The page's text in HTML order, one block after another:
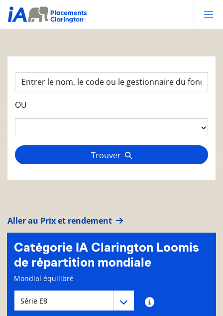
OU
Trouver
Aller au Prix et rendement
Catégorie IA Clarington Loomis
de répartition mondiale
Page d'informations sur le fonds
Mondial équilibré
Menu déroulant des séries du Fonds
Menu déroulant des séries du Fonds